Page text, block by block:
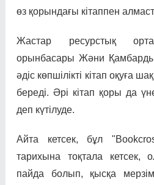
өз қорындағы кітаппен
Жастар ресурстық
орынбасары Жәни
әдіс көпшілікті кітап оқуға
береді. Әрі кітап қоры да
деп күтілуде.
Айта кетсек, бұл
тарихына тоқтала
пайда болып, қысқа